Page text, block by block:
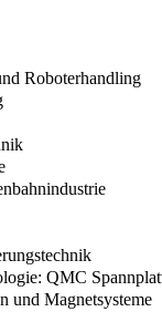
Roboterhandling
QMC
und Magnetsysteme